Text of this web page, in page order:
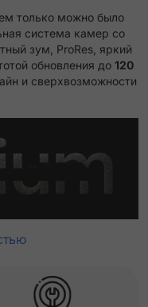
только можно было
система камер со
зум, ProRes, яркий
обновления до 120
и сверхвозможности